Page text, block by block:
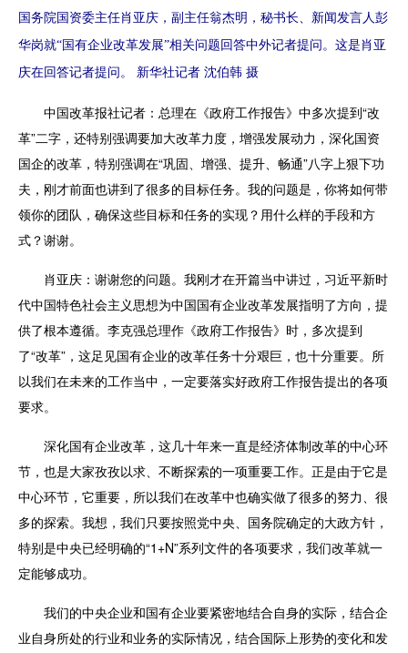
国务院国资委主任肖亚庆，副主任翁杰明，秘书长、新闻发言人彭
华岗就“国有企业改革发展”相关问题回答中外记者提问。这是肖亚
庆在回答记者提问。 新华社记者 沈伯韩 摄
中国改革报社记者： 总理在《政府工作报告》中多次提到“改
革”二字，还特别强调要加大改革力度，增强发展动力，深化国资
国企的改革，特别强调在“巩固、增强、提升、畅通”八字上狠下功
夫，刚才前面也讲到了很多的目标任务。我的问题是，你将如何带
领你的团队，确保这些目标和任务的实现？用什么样的手段和方
式？谢谢。
肖亚庆： 谢谢您的问题。我刚才在开篇当中讲过，习近平新时
代中国特色社会主义思想为中国国有企业改革发展指明了方向，提
供了根本遵循。李克强总理作《政府工作报告》时，多次提到
了“改革”，这足见国有企业的改革任务十分艰巨，也十分重要。所
以我们在未来的工作当中，一定要落实好政府工作报告提出的各项
要求。
深化国有企业改革，这几十年来一直是经济体制改革的中心环
节，也是大家孜孜以求、不断探索的一项重要工作。正是由于它是
中心环节，它重要，所以我们在改革中也确实做了很多的努力、很
多的探索。我想，我们只要按照党中央、国务院确定的大政方针，
特别是中央已经明确的“1+N”系列文件的各项要求，我们改革就一
定能够成功。
我们的中央企业和国有企业要紧密地结合自身的实际，结合企
业自身所处的行业和业务的实际情况，结合国际上形势的变化和发